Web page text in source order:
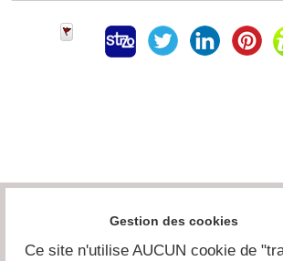
Gestion des cookies
Ce site n'utilise AUCUN cookie de